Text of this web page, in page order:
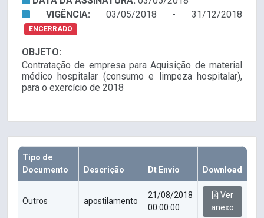
VIGÊNCIA: 03/05/2018 - 31/12/2018
ENCERRADO
OBJETO:
Contratação de empresa para Aquisição de material
médico hospitalar (consumo e limpeza hospitalar),
para o exercício de 2018
Tipo de
Documento
Descrição Dt Envio Download
Outros apostilamento
21/08/2018
00:00:00
Ver
anexo